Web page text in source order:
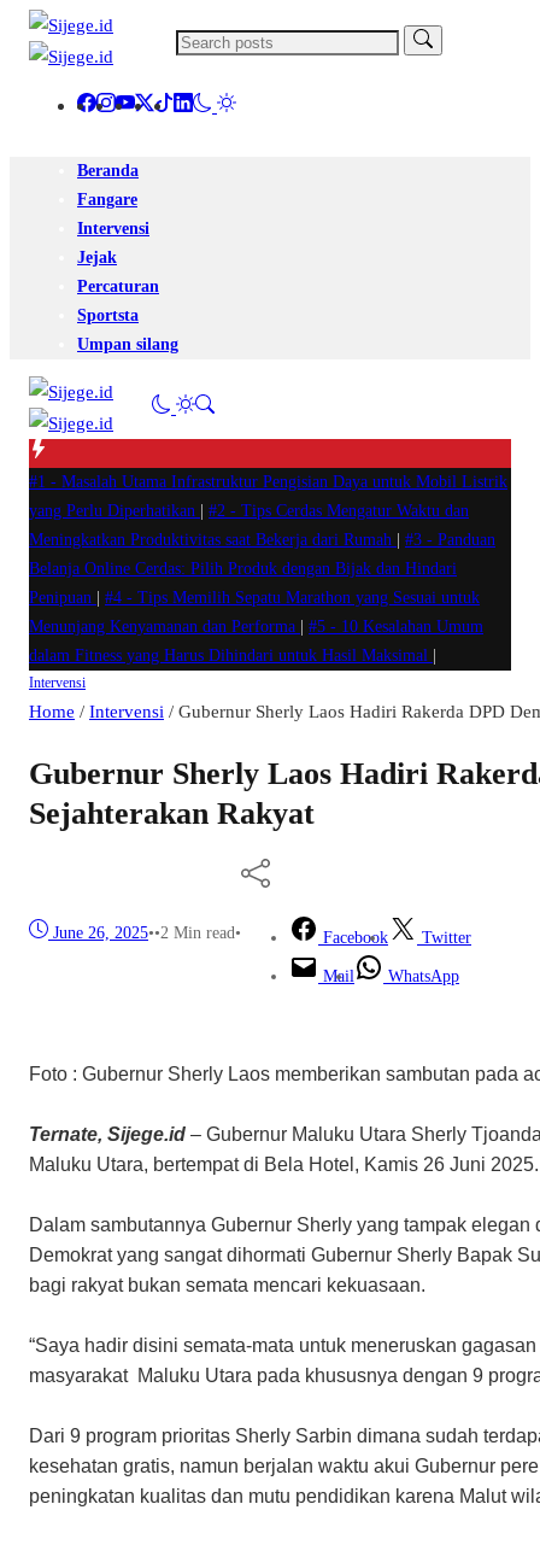
Beranda
Fangare
Intervensi
Jejak
Percaturan
Sportsta
Umpan silang
#1 - Masalah Utama Infrastruktur Pengisian Daya untuk Mobil Listrik
yang Perlu Diperhatikan
#2 - Tips Cerdas Mengatur Waktu dan
Meningkatkan Produktivitas saat Bekerja dari Rumah
#3 - Panduan
Belanja Online Cerdas: Pilih Produk dengan Bijak dan Hindari
Penipuan
#4 - Tips Memilih Sepatu Marathon yang Sesuai untuk
Menunjang Kenyamanan dan Performa
#5 - 10 Kesalahan Umum
dalam Fitness yang Harus Dihindari untuk Hasil Maksimal
Intervensi
Home / Intervensi / Gubernur Sherly Laos Hadiri Rakerda DPD
Gubernur Sherly Laos Hadiri
Sejahterakan Rakyat
June 26, 2025••2 Min read• Facebook Twitter
Mail WhatsApp
Foto : Gubernur Sherly Laos memberikan sambutan pada
Ternate, Sijege.id – Gubernur Maluku Utara Sherly
Maluku Utara, bertempat di Bela Hotel, Kamis 26 Juni 2025.
Dalam sambutannya Gubernur Sherly yang tampak
Demokrat yang sangat dihormati Gubernur Sherly Bapak
bagi rakyat bukan semata mencari kekuasaan.
“Saya hadir disini semata-mata untuk meneruskan
masyarakat Maluku Utara pada khususnya dengan 9
Dari 9 program prioritas Sherly Sarbin dimana sudah
kesehatan gratis, namun berjalan waktu akui Gubernur
peningkatan kualitas dan mutu pendidikan karena Malut